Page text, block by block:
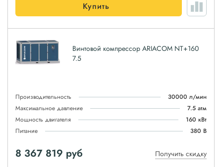
Купить
Винтовой компрессор ARIACOM NT+160
7.5
Производительность
30000 л/мин
Максимальное давление
7.5 атм
Мощность двигателя
160 кВт
Питание
380 В
8 367 819 руб Получить скидку